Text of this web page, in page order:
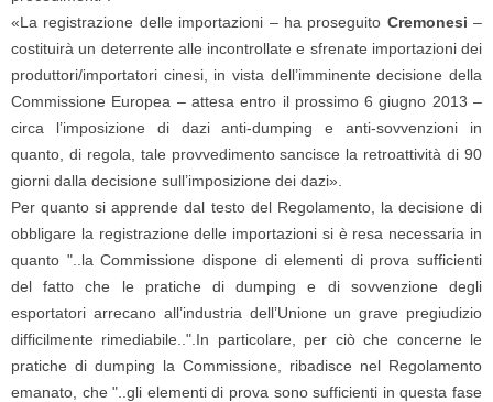
«La registrazione delle importazioni – ha proseguito Cremonesi –
costituirà un deterrente alle incontrollate e sfrenate importazioni dei
produttori/importatori cinesi, in vista dell’imminente decisione della
Commissione Europea – attesa entro il prossimo 6 giugno 2013 –
circa l’imposizione di dazi anti-dumping e anti-sovvenzioni in
quanto, di regola, tale provvedimento sancisce la retroattività di 90
giorni dalla decisione sull’imposizione dei dazi».
Per quanto si apprende dal testo del Regolamento, la decisione di
obbligare la registrazione delle importazioni si è resa necessaria in
quanto "..la Commissione dispone di elementi di prova sufficienti
del fatto che le pratiche di dumping e di sovvenzione degli
esportatori arrecano all’industria dell’Unione un grave pregiudizio
difficilmente rimediabile..".In particolare, per ciò che concerne le
pratiche di dumping la Commissione, ribadisce nel Regolamento
emanato, che "..gli elementi di prova sono sufficienti in questa fase